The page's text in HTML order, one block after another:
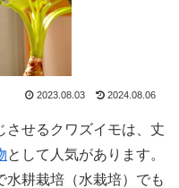
2023.08.03 2024.08.06
させるクワズイモは、丈
として人気があります。
水耕栽培（水栽培）でも